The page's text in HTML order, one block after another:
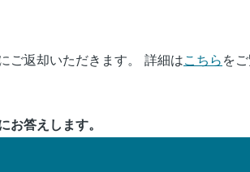
ご返却いただきます。 詳細はこちら を
答えします。